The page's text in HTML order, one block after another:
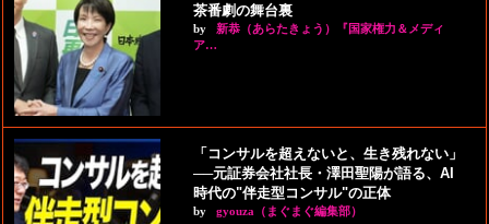
茶番劇の舞台裏
by
新恭（あらたきょう）『国家権力＆メディ
ア…
「コンサルを超えないと、生き残れない」
──元証券会社社長・澤田聖陽が語る、AI
時代の"伴走型コンサル"の正体
by gyouza（まぐまぐ編集部）